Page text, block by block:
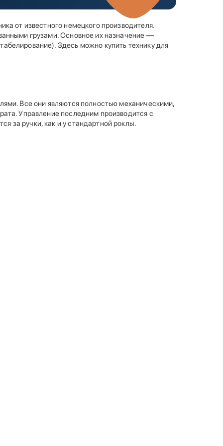
от известного немецкого производителя.
грузами. Основное их назначение —
Здесь можно купить технику для
Все они являются полностью механическими,
Управление последним производится с
за ручки, как и у стандартной роклы.